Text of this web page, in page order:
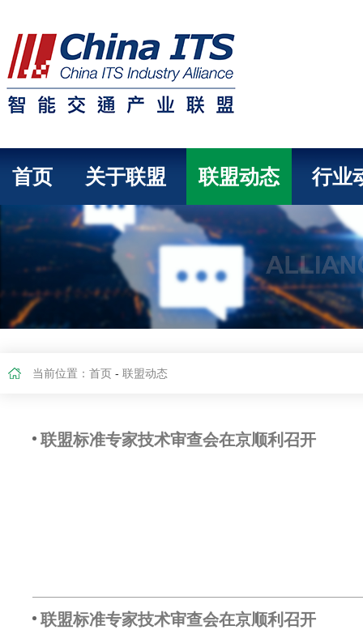
首页 关于联盟 联盟动态 行业
当前位置： 首页 - 联盟动态
联盟标准专家技术审查会在京顺利召开
联盟标准专家技术审查会在京顺利召开